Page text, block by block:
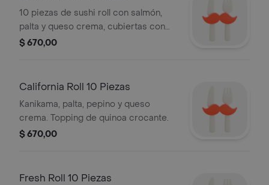
10 piezas de sushi roll con salmón,
palta y queso crema, cubiertas con
sésamo.
$ 670,00
California Roll 10 Piezas
Kanikama, palta, pepino y queso
crema. Topping de quinoa crocante.
$ 670,00
Fresh Roll 10 Piezas